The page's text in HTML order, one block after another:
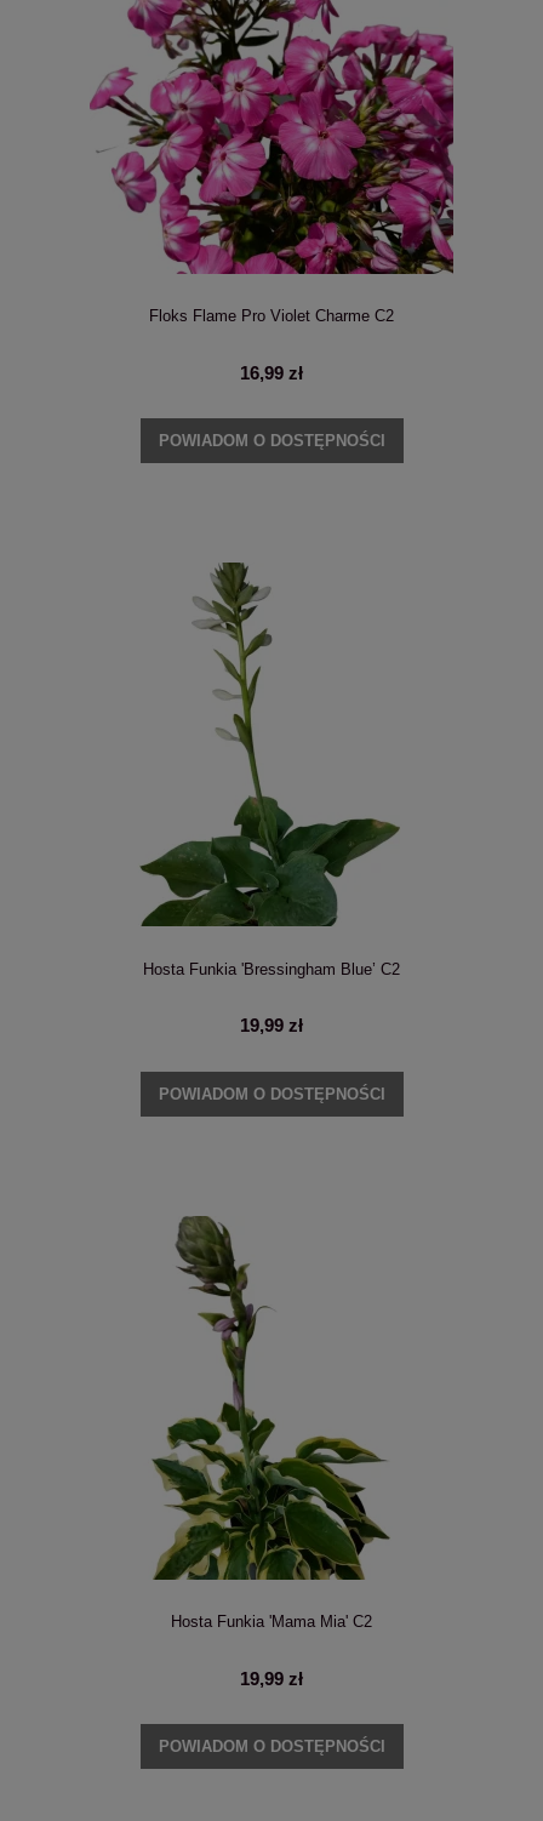
Floks Flame Pro Violet Charme C2
16,99 zł
POWIADOM O DOSTĘPNOŚCI
Hosta Funkia 'Bressingham Blue’ C2
19,99 zł
POWIADOM O DOSTĘPNOŚCI
Hosta Funkia 'Mama Mia' C2
19,99 zł
POWIADOM O DOSTĘPNOŚCI